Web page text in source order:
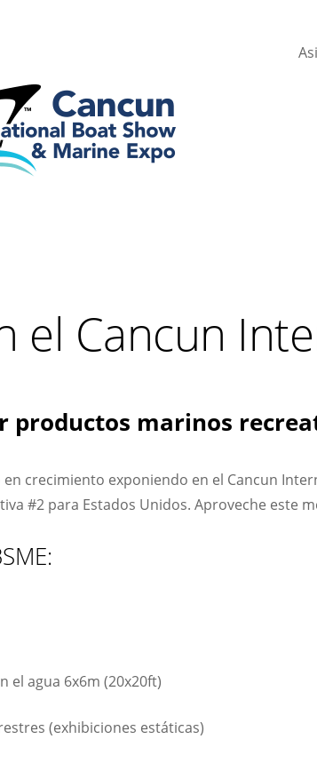
el Cancun
productos marinos
crecimiento exponiendo en el Cancun
#2 para Estados Unidos. Aproveche este
el agua 6x6m (20x20ft)
(exhibiciones estáticas)